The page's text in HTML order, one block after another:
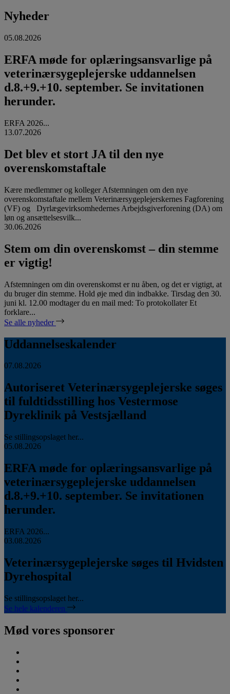
Nyheder
05.08.2026
ERFA møde for oplæringsansvarlige på
veterinærsygeplejerske uddannelsen
d.8.+9.+10. september. Se invitationen
herunder.
ERFA 2026...
13.07.2026
Det blev et stort JA til den nye
overenskomstaftale
Kære medlemmer og kolleger Afstemningen om den nye
overenskomstaftale mellem Veterinærsygeplejerskernes Fagforening
(VF) og Dyrlægevirksomhedernes Arbejdsgiverforening (DA) om
løn og ansættelsesvilk...
30.06.2026
Stem om din overenskomst – din stemme
er vigtig!
Afstemningen om din overenskomst er nu åben, og det er vigtigt, at
du bruger din stemme. Hold øje med din indbakke. Tirsdag den 30.
juni kl. 12.00 modtager du en mail med: To protokollater Et
forklare...
Se alle nyheder
Uddannelseskalender
07.08.2026
Autoriseret Veterinærsygeplejerske søges
til fuldtidsstilling hos Vestermose
Dyreklinik på Vestsjælland
Se stillingsopslaget her...
05.08.2026
ERFA møde for oplæringsansvarlige på
veterinærsygeplejerske uddannelsen
d.8.+9.+10. september. Se invitationen
herunder.
ERFA 2026...
03.08.2026
Veterinærsygeplejerske søges til Hvidsten
Dyrehospital
Se stillingsopslaget her...
Se hele kalenderen
Mød vores sponsorer